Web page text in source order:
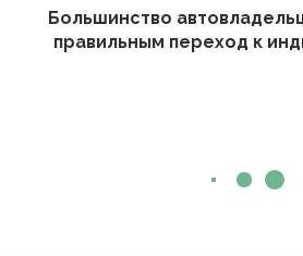
Большинство
правильным переход к